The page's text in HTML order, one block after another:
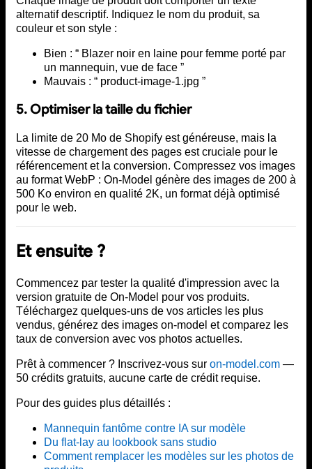
alternatif descriptif. Indiquez le nom du produit, sa
couleur et son style :
Bien : “ Blazer noir en laine pour femme porté par
un mannequin, vue de face ”
Mauvais : “ product-image-1.jpg ”
5. Optimiser la taille du fichier
La limite de 20 Mo de Shopify est généreuse, mais la
vitesse de chargement des pages est cruciale pour le
référencement et la conversion. Compressez vos images
au format WebP : On-Model génère des images de 200 à
500 Ko environ en qualité 2K, un format déjà optimisé
pour le web.
Et ensuite ?
Commencez par tester la qualité d'impression avec la
version gratuite de On-Model pour vos produits.
Téléchargez quelques-uns de vos articles les plus
vendus, générez des images on-model et comparez les
taux de conversion avec vos photos actuelles.
Prêt à commencer ? Inscrivez-vous sur on-model.com —
50 crédits gratuits, aucune carte de crédit requise.
Pour des guides plus détaillés :
Mannequin fantôme contre IA sur modèle
Du flat-lay au lookbook sans studio
Comment remplacer les modèles sur les photos de